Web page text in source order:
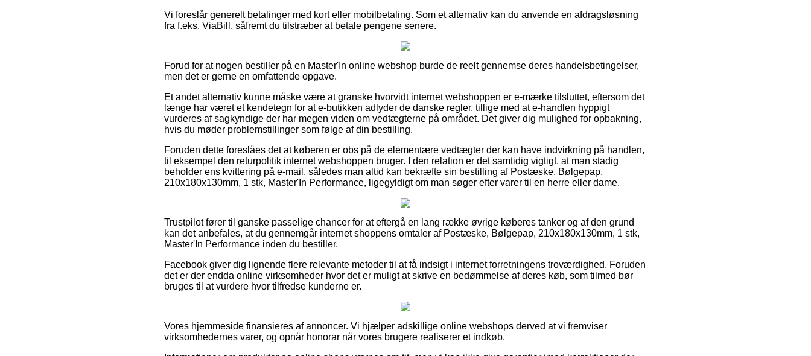
Vi foreslår generelt betalinger med kort eller mobilbetaling. Som et alternativ kan du anvende en afdragsløsning
fra f.eks. ViaBill, såfremt du tilstræber at betale pengene senere.
Forud for at nogen bestiller på en Master'In online webshop burde de reelt gennemse deres handelsbetingelser,
men det er gerne en omfattende opgave.
Et andet alternativ kunne måske være at granske hvorvidt internet webshoppen er e-mærke tilsluttet, eftersom det
længe har været et kendetegn for at e-butikken adlyder de danske regler, tillige med at e-handlen hyppigt
vurderes af sagkyndige der har megen viden om vedtægterne på området. Det giver dig mulighed for opbakning,
hvis du møder problemstillinger som følge af din bestilling.
Foruden dette foreslåes det at køberen er obs på de elementære vedtægter der kan have indvirkning på handlen,
til eksempel den returpolitik internet webshoppen bruger. I den relation er det samtidig vigtigt, at man stadig
beholder ens kvittering på e-mail, således man altid kan bekræfte sin bestilling af Postæske, Bølgepap,
210x180x130mm, 1 stk, Master'In Performance, ligegyldigt om man søger efter varer til en herre eller dame.
Trustpilot fører til ganske passelige chancer for at eftergå en lang række øvrige køberes tanker og af den grund
kan det anbefales, at du gennemgår internet shoppens omtaler af Postæske, Bølgepap, 210x180x130mm, 1 stk,
Master'In Performance inden du bestiller.
Facebook giver dig lignende flere relevante metoder til at få indsigt i internet forretningens troværdighed. Foruden
det er der endda online virksomheder hvor det er muligt at skrive en bedømmelse af deres køb, som tilmed bør
bruges til at vurdere hvor tilfredse kunderne er.
Vores hjemmeside finansieres af annoncer. Vi hjælper adskillige online webshops derved at vi fremviser
virksomhedernes varer, og opnår honorar når vores brugere realiserer et indkøb.